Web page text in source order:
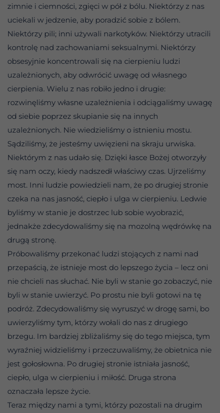
zimnie i ciemności, zgięci w pół z bólu. Niektórzy z nas
uciekali w jedzenie, aby poradzić sobie z bólem.
Niektórzy pili; inni używali narkotyków. Niektórzy utracili
kontrolę nad zachowaniami seksualnymi. Niektórzy
obsesyjnie koncentrowali się na cierpieniu ludzi
uzależnionych, aby odwrócić uwagę od własnego
cierpienia. Wielu z nas robiło jedno i drugie:
rozwinęliśmy własne uzależnienia i odciągaliśmy uwagę
od siebie poprzez skupianie się na innych
uzależnionych. Nie wiedzieliśmy o istnieniu mostu.
Sądziliśmy, że jesteśmy uwięzieni na skraju urwiska.
Niektórym z nas udało się. Dzięki łasce Bożej otworzyły
się nam oczy, kiedy nadszedł właściwy czas. Ujrzeliśmy
most. Inni ludzie powiedzieli nam, że po drugiej stronie
czeka na nas jasność, ciepło i ulga w cierpieniu. Ledwie
byliśmy w stanie je dostrzec lub sobie wyobrazić,
jednakże zdecydowaliśmy się na mozolną wędrówkę na
drugą stronę.
Próbowaliśmy przekonać ludzi stojących z nami nad
przepaścią, że istnieje most do lepszego życia – lecz oni
nie chcieli nas słuchać. Nie byli w stanie go zobaczyć, nie
byli w stanie uwierzyć. Po prostu nie byli gotowi na tę
podróż. Zdecydowaliśmy się wyruszyć w drogę sami, bo
uwierzyliśmy tym, którzy wołali do nas z drugiego
brzegu. Im bardziej zbliżaliśmy się do tego miejsca, tym
wyraźniej widzieliśmy i przeczuwaliśmy, że obietnica nie
jest gołosłowna. Po drugiej stronie istniała jasność,
ciepło, ulga w cierpieniu i miłość. Druga strona
oznaczała lepsze życie.
Teraz między nami a tymi, którzy pozostali na drugim